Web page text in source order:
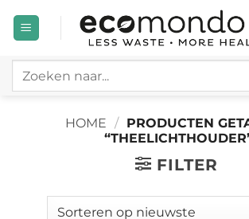
naar
Zoeken
HOME / PRODUCTEN
FILTER